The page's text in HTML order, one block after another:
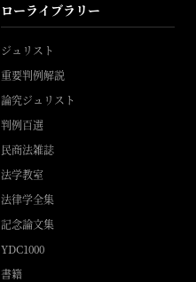
ローライブラリー
ジュリスト
重要判例解説
論究ジュリスト
判例百選
民商法雑誌
法学教室
法律学全集
記念論文集
YDC1000
書籍